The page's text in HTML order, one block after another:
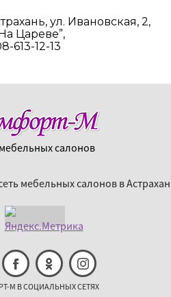
ул. Ивановская, 2,
Цареве”,
613-12-13
салонов
мебельных салонов в
М В СОЦИАЛЬНЫХ СЕТЯХ